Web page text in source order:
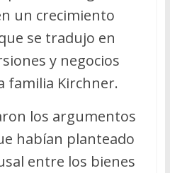
un crecimiento
se tradujo en
y negocios
familia Kirchner.
los argumentos
habían planteado
entre los bienes